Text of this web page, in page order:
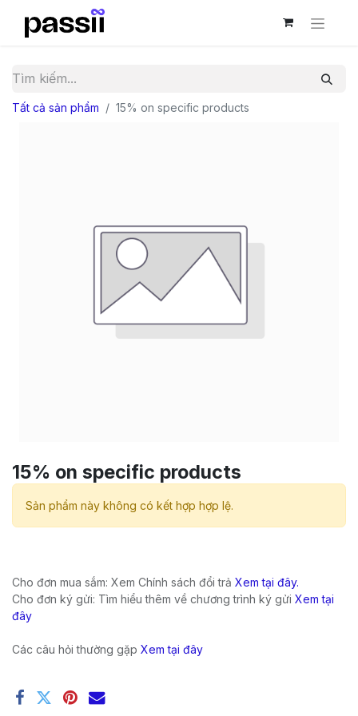
Tất cả sản phẩm 15% on specific products
15% on specific products
Sản phẩm này không có kết hợp hợp lệ.
Cho đơn mua sắm: Xem Chính sách đổi trả Xem tại đây.
Cho đơn ký gửi: Tìm hiểu thêm về chương trình ký gửi Xem tại
đây
Các câu hỏi thường gặp Xem tại đây